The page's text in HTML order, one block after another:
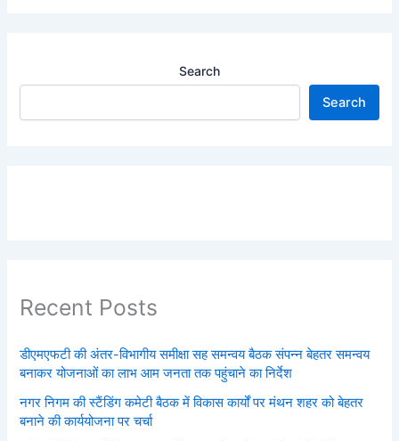
Search
Search
Recent Posts
डीएमएफटी की अंतर-विभागीय समीक्षा सह समन्वय बैठक संपन्न बेहतर समन्वय
बनाकर योजनाओं का लाभ आम जनता तक पहुंचाने का निर्देश
नगर निगम की स्टैंडिंग कमेटी बैठक में विकास कार्यों पर मंथन शहर को बेहतर
बनाने की कार्ययोजना पर चर्चा